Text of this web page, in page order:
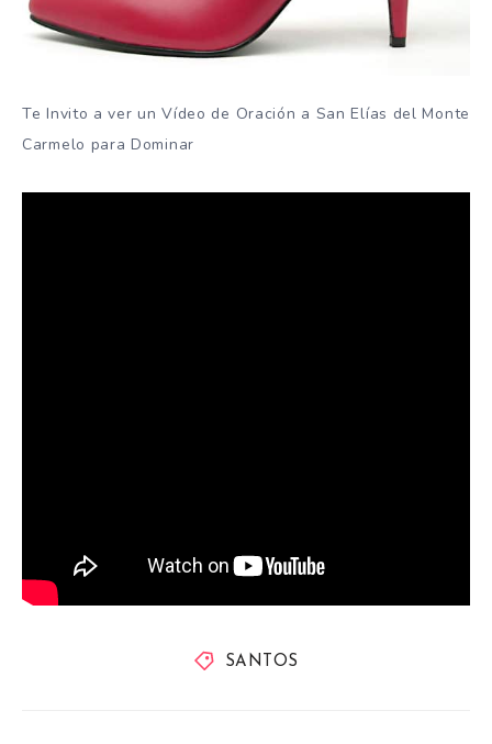
Te Invito a ver un Vídeo de Oración a San Elías del Monte
Carmelo para Dominar
SANTOS